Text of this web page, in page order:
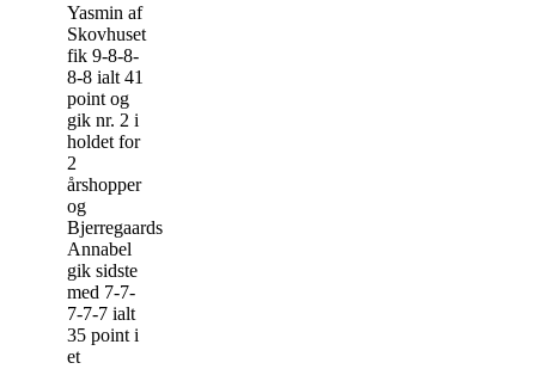
Yasmin af
Skovhuset
fik 9-8-8-
8-8 ialt 41
point og
gik nr. 2 i
holdet for
2
årshopper
og
Bjerregaards
Annabel
gik sidste
med 7-7-
7-7-7 ialt
35 point i
et